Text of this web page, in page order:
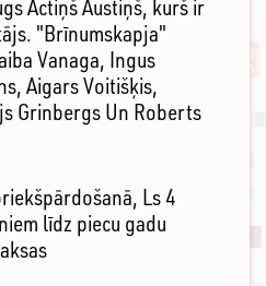
Actiņš Austiņš, kurš ir
"Brīnumskapja"
Vanaga, Ingus
Aigars Voitišķis,
Grinbergs Un Roberts
Ls 4
līdz piecu gadu